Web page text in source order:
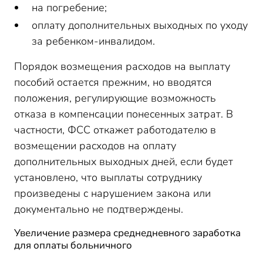
на погребение;
оплату дополнительных выходных по уходу
за ребенком-инвалидом.
Порядок возмещения расходов на выплату
пособий остается прежним, но вводятся
положения, регулирующие возможность
отказа в компенсации понесенных затрат. В
частности, ФСС откажет работодателю в
возмещении расходов на оплату
дополнительных выходных дней, если будет
установлено, что выплаты сотруднику
произведены с нарушением закона или
документально не подтверждены.
Увеличение размера среднедневного заработка
для оплаты больничного